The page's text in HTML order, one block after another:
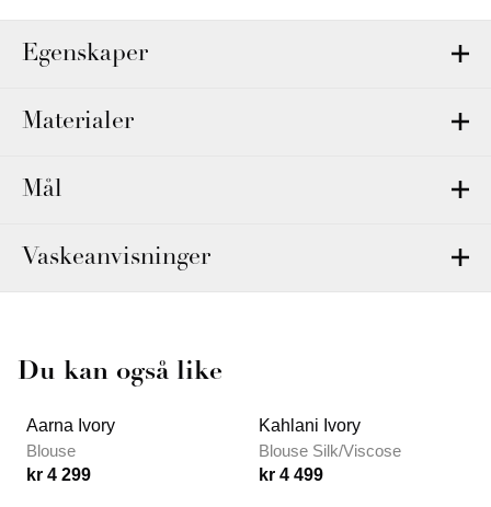
Egenskaper
Materialer
Mål
Vaskeanvisninger
Du kan også like
Aarna Ivory
Blouse
kr 4 299
Kahlani Ivory
Blouse Silk/Viscose
kr 4 499